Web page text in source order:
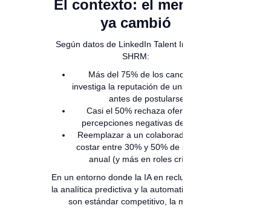
El contexto: el mercado
ya cambió
Según datos de LinkedIn Talent Insights y
SHRM:
Más del 75% de los candidatos
investiga la reputación de una empresa
antes de postularse.
Casi el 50% rechaza ofertas por
percepciones negativas de marca.
Reemplazar a un colaborador puede
costar entre 30% y 50% de su salario
anual (y más en roles críticos).
En un entorno donde la IA en reclutamiento,
la analítica predictiva y la automatización ya
son estándar competitivo, la marca